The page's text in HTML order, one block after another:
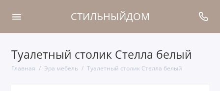
СТИЛЬНЫЙДОМ
Туалетный столик Стелла белый
Главная Эра мебель Туалетный столик Стелла белый